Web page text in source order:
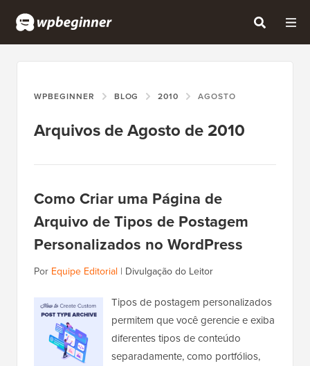
WPBEGINNER BLOG 2010 AGOSTO
Arquivos de Agosto de 2010
Como Criar uma Página de
Arquivo de Tipos de Postagem
Personalizados no WordPress
Por Equipe Editorial | Divulgação do Leitor
Tipos de postagem personalizados
permitem que você gerencie e exiba
diferentes tipos de conteúdo
separadamente, como portfólios,